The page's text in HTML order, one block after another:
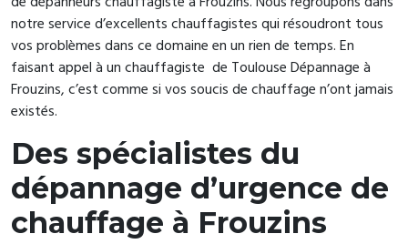
notre service d’excellents chauffagistes qui résoudront tous
vos problèmes dans ce domaine en un rien de temps. En
faisant appel à un chauffagiste de Toulouse Dépannage à
Frouzins, c’est comme si vos soucis de chauffage n’ont jamais
existés.
Des spécialistes du
dépannage d’urgence de
chauffage à Frouzins